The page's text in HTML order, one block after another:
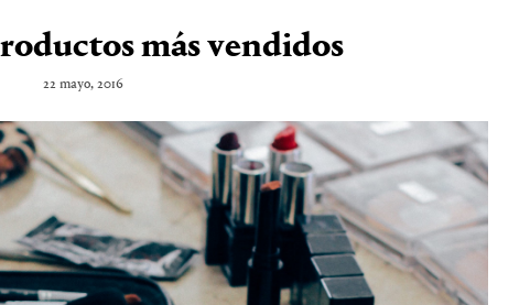
más vendidos
22 mayo, 2016